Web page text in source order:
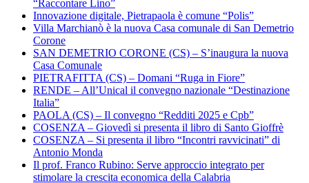
“Raccontare Lino”
Innovazione digitale, Pietrapaola è comune “Polis”
Villa Marchianò è la nuova Casa comunale di San Demetrio
Corone
SAN DEMETRIO CORONE (CS) – S’inaugura la nuova
Casa Comunale
PIETRAFITTA (CS) – Domani “Ruga in Fiore”
RENDE – All’Unical il convegno nazionale “Destinazione
Italia”
PAOLA (CS) – Il convegno “Redditi 2025 e Cpb”
COSENZA – Giovedì si presenta il libro di Santo Gioffrè
COSENZA – Si presenta il libro “Incontri ravvicinati” di
Antonio Monda
Il prof. Franco Rubino: Serve approccio integrato per
stimolare la crescita economica della Calabria